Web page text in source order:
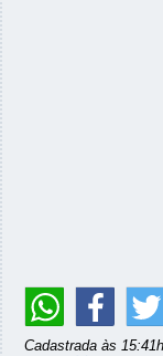
Cadastrada às